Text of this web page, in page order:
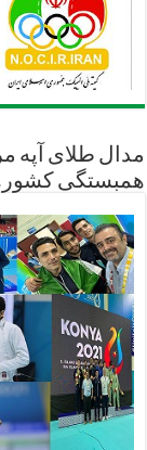
مدال طلای آپه
همبستگی